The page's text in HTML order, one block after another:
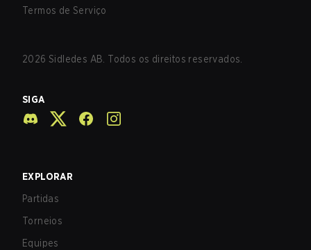
Termos de Serviço
2026 Sidledes AB. Todos os direitos reservados.
SIGA
EXPLORAR
Partidas
Torneios
Equipes